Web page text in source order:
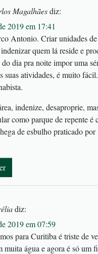
Magalhãesdiz:
2019 em 17:41
Antonio. Criar unidades
quem lá reside e
do dia pra noite impor uma
suas atividades, é muito
indenize, desaproprie,
como parque de repente é
de esbulho praticado por
diz:
2019 em 07:59
para Curitiba é triste de
muita água e agora é só um